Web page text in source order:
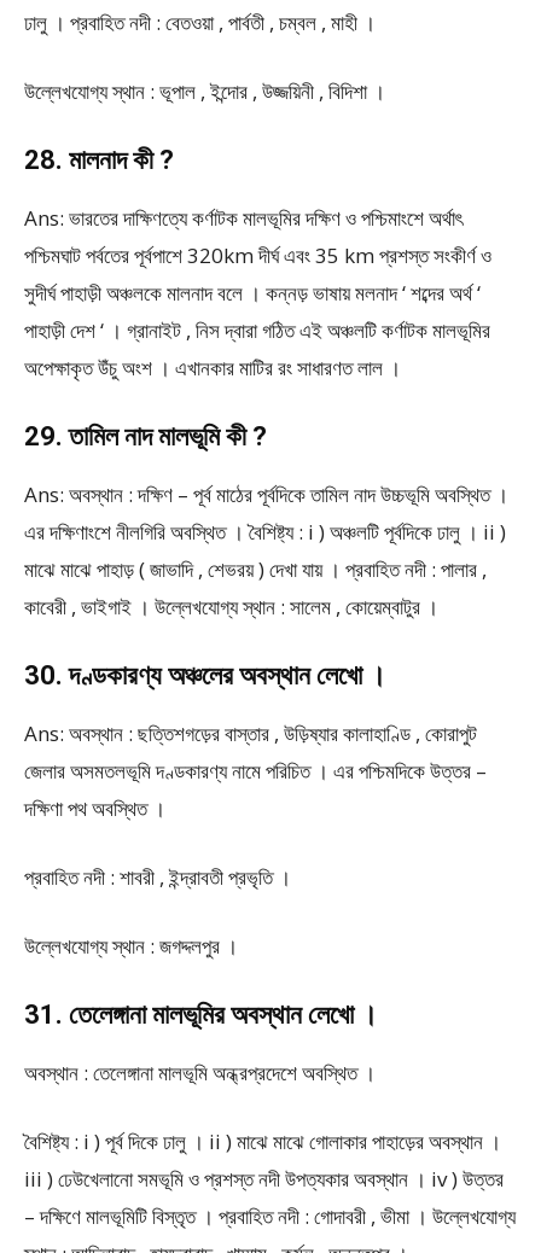
ঢালু । প্রবাহিত নদী : বেতওয়া , পার্বতী , চম্বল , মাহী ।
উল্লেখযোগ্য স্থান : ভূপাল , ইন্দোর , উজ্জয়িনী , বিদিশা ।
28. মালনাদ কী ?
Ans: ভারতের দাক্ষিণত্যে কর্ণাটক মালভূমির দক্ষিণ ও পশ্চিমাংশে অর্থাৎ
পশ্চিমঘাট পর্বতের পূর্বপাশে 320km দীর্ঘ এবং 35 km প্রশস্ত সংকীর্ণ ও
সুদীর্ঘ পাহাড়ী অঞ্চলকে মালনাদ বলে । কন্নড় ভাষায় মলনাদ ‘ শব্দের অর্থ ‘
পাহাড়ী দেশ ‘ । গ্রানাইট , নিস দ্বারা গঠিত এই অঞ্চলটি কর্ণাটক মালভূমির
অপেক্ষাকৃত উঁচু অংশ । এখানকার মাটির রং সাধারণত লাল ।
29. তামিল নাদ মালভূমি কী ?
Ans: অবস্থান : দক্ষিণ – পূর্ব মাঠের পূর্বদিকে তামিল নাদ উচ্চভূমি অবস্থিত ।
এর দক্ষিণাংশে নীলগিরি অবস্থিত । বৈশিষ্ট্য : i ) অঞ্চলটি পূর্বদিকে ঢালু । ii )
মাঝে মাঝে পাহাড় ( জাভাদি , শেভরয় ) দেখা যায় । প্রবাহিত নদী : পালার ,
কাবেরী , ভাইগাই । উল্লেখযোগ্য স্থান : সালেম , কোয়েম্বাটুর ।
30. দণ্ডকারণ্য অঞ্চলের অবস্থান লেখো ।
Ans: অবস্থান : ছত্তিশগড়ের বাস্তার , উড়িষ্যার কালাহাণ্ডি , কোরাপুট
জেলার অসমতলভূমি দণ্ডকারণ্য নামে পরিচিত । এর পশ্চিমদিকে উত্তর –
দক্ষিণা পথ অবস্থিত ।
প্রবাহিত নদী : শাবরী , ইন্দ্রাবতী প্রভৃতি ।
উল্লেখযোগ্য স্থান : জগদ্দলপুর ।
31. তেলেঙ্গানা মালভূমির অবস্থান লেখো ।
অবস্থান : তেলেঙ্গানা মালভূমি অন্ধ্রপ্রদেশে অবস্থিত ।
বৈশিষ্ট্য : i ) পূর্ব দিকে ঢালু । ii ) মাঝে মাঝে গোলাকার পাহাড়ের অবস্থান ।
iii ) ঢেউখেলানো সমভূমি ও প্রশস্ত নদী উপত্যকার অবস্থান । iv ) উত্তর
– দক্ষিণে মালভূমিটি বিস্তৃত । প্রবাহিত নদী : গোদাবরী , ভীমা । উল্লেখযোগ্য